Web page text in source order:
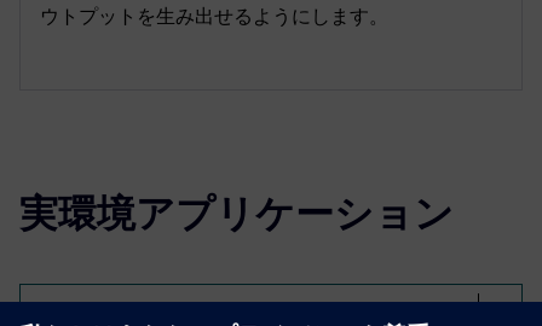
ウトプットを生み出せるようにします。
実環境アプリケーション